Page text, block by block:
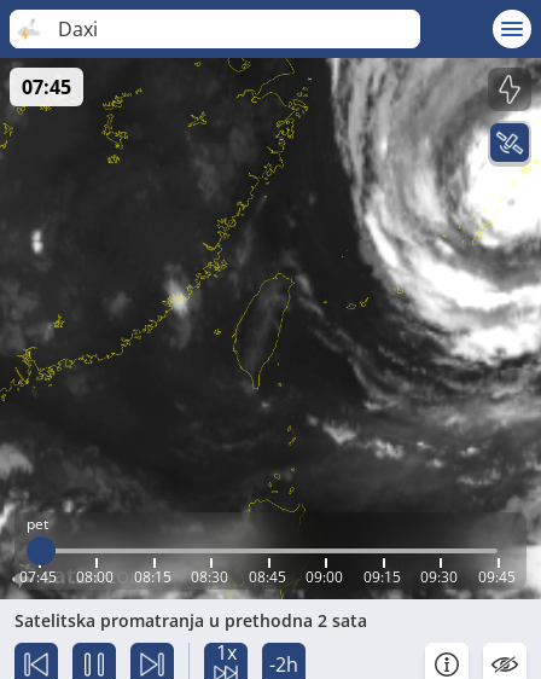
Daxi
pet
07:45 08:00 08:15 08:30 08:45 09:00 09:15 09:30 09:45
07:45
Satelitska promatranja u prethodna 2 sata
1x -2h